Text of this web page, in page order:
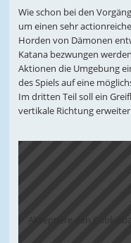
Wie schon bei den
um einen sehr
Horden von Dämonen
Katana bezwungen
Aktionen die Umgebung
des Spiels auf eine
Im dritten Teil soll ein
vertikale Richtung
Akzeptiere den